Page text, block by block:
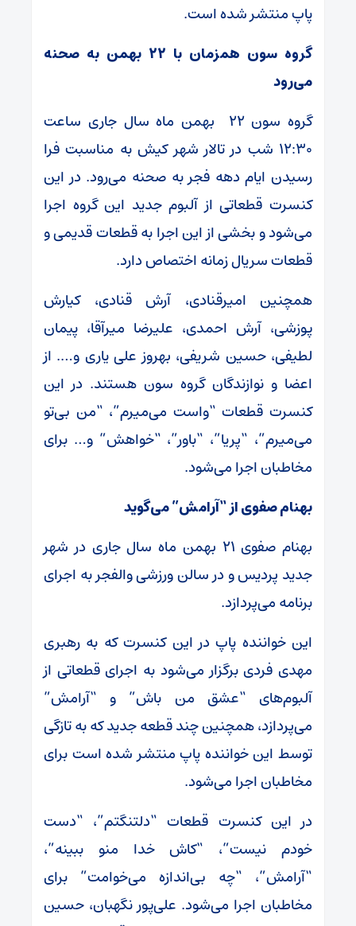
پاپ منتشر شده است.
گروه سون همزمان با ۲۲ بهمن به صحنه
می‌رود
گروه سون ۲۲ بهمن ماه سال جاری ساعت
۱۲:۳۰ شب در تالار شهر کیش به مناسبت فرا
رسیدن ایام دهه فجر به صحنه می‌رود. در این
کنسرت قطعاتی از آلبوم جدید این گروه اجرا
می‌شود و بخشی از این اجرا به قطعات قدیمی و
قطعات سریال زمانه اختصاص دارد.
همچنین امیرقنادی، آرش قنادی، کیارش
پوزشی، آرش احمدی، علیرضا میرآقا، پیمان
لطیفی، حسین شریفی، بهروز علی یاری و…. از
اعضا و نوازندگان گروه سون هستند. در این
کنسرت قطعات “واست می‌میرم”، “من بی‌تو
می‌میرم”، “پریا”، “باور”، “خواهش” و… برای
مخاطبان اجرا می‌شود.
بهنام صفوی از “آرامش” می‌گوید
بهنام صفوی ۲۱ بهمن ماه سال جاری در شهر
جدید پردیس و در سالن ورزشی والفجر به اجرای
برنامه می‌پردازد.
این خواننده پاپ در این کنسرت که به رهبری
مهدی فردی برگزار می‌شود به اجرای قطعاتی از
آلبوم‌های “عشق من باش” و “آرامش”
می‌پردازد، همچنین چند قطعه جدید که به تازگی
توسط این خواننده پاپ منتشر شده است برای
مخاطبان اجرا می‌شود.
در این کنسرت قطعات “دلتنگتم”، “دست
خودم نیست”، “کاش خدا منو ببینه”،
“آرامش”، “چه بی‌اندازه می‌خوامت” برای
مخاطبان اجرا می‌شود. علی‌پور نگهبان، حسین